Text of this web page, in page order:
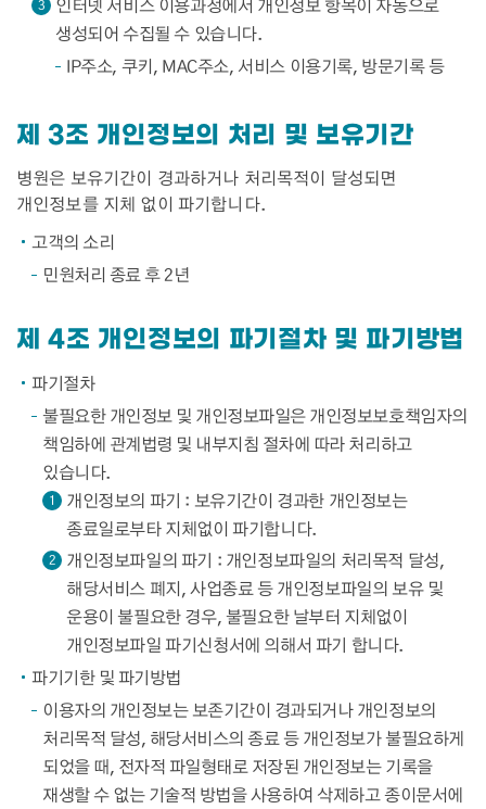
3
인터넷 서비스 이용과정에서 개인정보 항목이 자동으로
생성되어 수집될 수 있습니다.
IP주소, 쿠키, MAC주소, 서비스 이용기록, 방문기록 등
제 3조 개인정보의 처리 및 보유기간
병원은 보유기간이 경과하거나 처리목적이 달성되면
개인정보를 지체 없이 파기합니다.
고객의 소리
민원처리 종료 후 2년
제 4조 개인정보의 파기절차 및 파기방법
파기절차
불필요한 개인정보 및 개인정보파일은 개인정보보호책임자의
책임하에 관계법령 및 내부지침 절차에 따라 처리하고
있습니다.
1
개인정보의 파기 : 보유기간이 경과한 개인정보는
종료일로부타 지체없이 파기합니다.
2
개인정보파일의 파기 : 개인정보파일의 처리목적 달성,
해당서비스 폐지, 사업종료 등 개인정보파일의 보유 및
운용이 불필요한 경우, 불필요한 날부터 지체없이
개인정보파일 파기신청서에 의해서 파기 합니다.
파기기한 및 파기방법
이용자의 개인정보는 보존기간이 경과되거나 개인정보의
처리목적 달성, 해당서비스의 종료 등 개인정보가 불필요하게
되었을 때, 전자적 파일형태로 저장된 개인정보는 기록을
재생할 수 없는 기술적 방법을 사용하여 삭제하고 종이문서에